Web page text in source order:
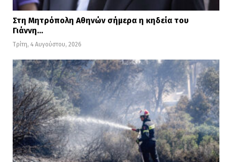
Στη Μητρόπολη Αθηνών σήμερα η κηδεία του
Γιάννη…
Τρίτη, 4 Αυγούστου, 2026